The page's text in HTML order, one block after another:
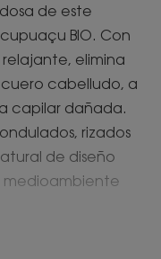
de este
BIO. Con
elimina
cuero cabelludo, a
capilar dañada.
rizados
de diseño